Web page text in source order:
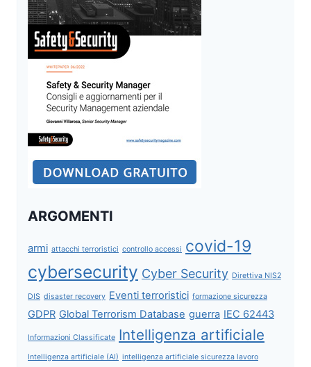
ARGOMENTI
armi attacchi terroristici controllo accessi covid-19
cybersecurity Cyber Security Direttiva NIS2
DIS disaster recovery Eventi terroristici formazione sicurezza
GDPR Global Terrorism Database guerra IEC 62443
Informazioni Classificate Intelligenza artificiale
Intelligenza artificiale (AI) intelligenza artificiale sicurezza lavoro